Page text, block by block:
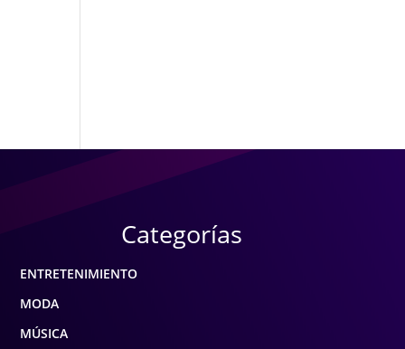
Categorías
ENTRETENIMIENTO
MODA
MÚSICA